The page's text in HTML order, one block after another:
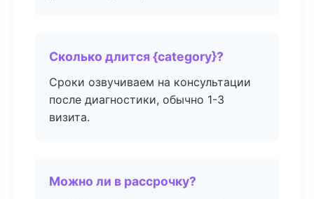
Сколько длится {category}?
Сроки озвучиваем на консультации
после диагностики, обычно 1-3
визита.
Можно ли в рассрочку?